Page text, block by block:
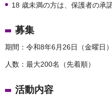
18 歳未満の方は、保護者の承
募集
期間：令和8年6月26日（金曜日
人数：最大200名（先着順）
活動内容